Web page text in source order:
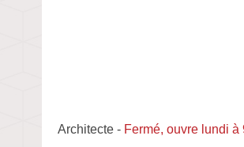
Architecte - Fermé, ouvre lundi à